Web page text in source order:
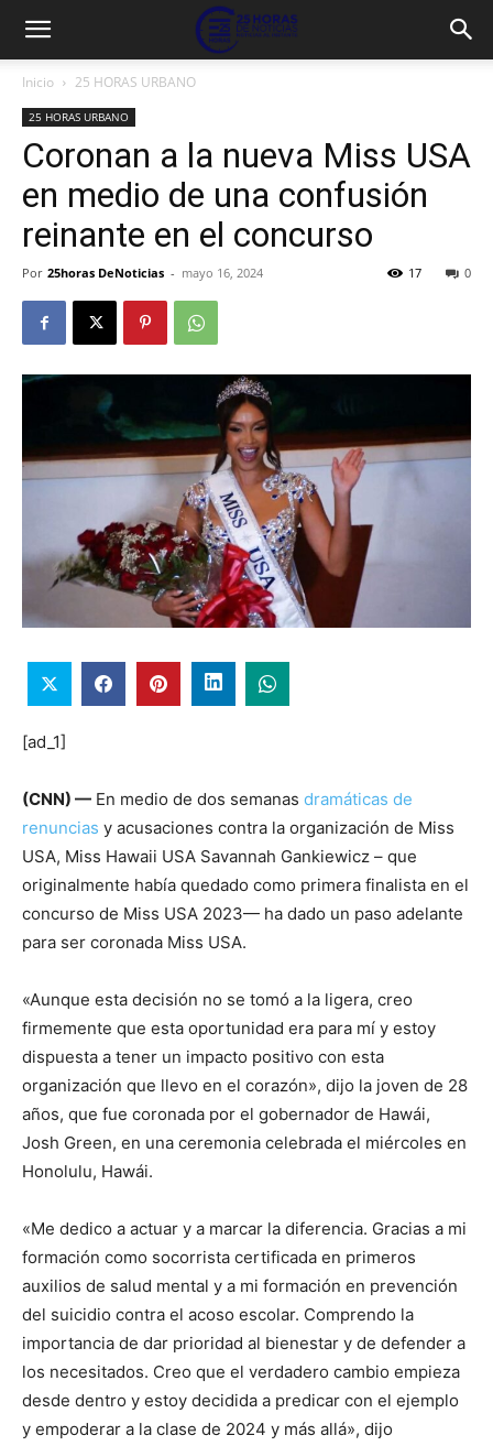
Inicio 25 HORAS URBANO
25 HORAS URBANO
Coronan a la nueva Miss USA
en medio de una confusión
reinante en el concurso
Por 25horas DeNoticias - mayo 16, 2024 0
17
[ad_1]
(CNN) — En medio de dos semanas dramáticas de
renuncias y acusaciones contra la organización de Miss
USA, Miss Hawaii USA Savannah Gankiewicz – que
originalmente había quedado como primera finalista en el
concurso de Miss USA 2023— ha dado un paso adelante
para ser coronada Miss USA.
«Aunque esta decisión no se tomó a la ligera, creo
firmemente que esta oportunidad era para mí y estoy
dispuesta a tener un impacto positivo con esta
organización que llevo en el corazón», dijo la joven de 28
años, que fue coronada por el gobernador de Hawái,
Josh Green, en una ceremonia celebrada el miércoles en
Honolulu, Hawái.
«Me dedico a actuar y a marcar la diferencia. Gracias a mi
formación como socorrista certificada en primeros
auxilios de salud mental y a mi formación en prevención
del suicidio contra el acoso escolar. Comprendo la
importancia de dar prioridad al bienestar y de defender a
los necesitados. Creo que el verdadero cambio empieza
desde dentro y estoy decidida a predicar con el ejemplo
y empoderar a la clase de 2024 y más allá», dijo